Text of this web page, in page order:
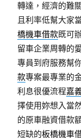
轉達，經濟的難
且利率低幫大家
橋機車借款既可
留車企業周轉的
專員到府服務幫
款專案最專業的
利息很優流程嘉
擇使用妳想入當
的原車融資借款
短缺的板橋機車